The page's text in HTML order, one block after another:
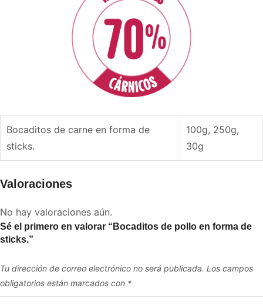
Bocaditos de carne en forma de
sticks.
100g, 250g,
30g
Valoraciones
No hay valoraciones aún.
Sé el primero en valorar “Bocaditos de pollo en forma de
sticks.”
Tu dirección de correo electrónico no será publicada. Los campos
obligatorios están marcados con *